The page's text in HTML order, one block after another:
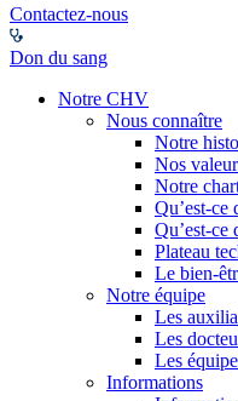
Contactez-nous
Don du sang
Notre CHV
Nous connaître
Notre
Nos
Notre
Qu’est-ce
Qu’est-ce
Plateau
Le bien-
Notre équipe
Les
Les
Les
Informations